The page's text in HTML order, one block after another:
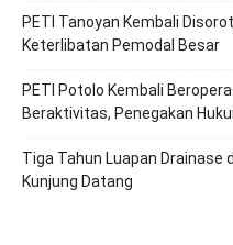
PETI Tanoyan Kembali
Keterlibatan Pemodal Besar
PETI Potolo Kembali
Beraktivitas, Penegakan
Tiga Tahun Luapan Drainase
Kunjung Datang